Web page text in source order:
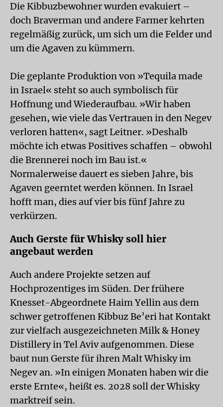
Die Kibbuzbewohner wurden evakuiert –
doch Braverman und andere Farmer kehrten
regelmäßig zurück, um sich um die Felder und
um die Agaven zu kümmern.
Die geplante Produktion von »Tequila made
in Israel« steht so auch symbolisch für
Hoffnung und Wiederaufbau. »Wir haben
gesehen, wie viele das Vertrauen in den Negev
verloren hatten«, sagt Leitner. »Deshalb
möchte ich etwas Positives schaffen – obwohl
die Brennerei noch im Bau ist.«
Normalerweise dauert es sieben Jahre, bis
Agaven geerntet werden können. In Israel
hofft man, dies auf vier bis fünf Jahre zu
verkürzen.
Auch Gerste für Whisky soll hier
angebaut werden
Auch andere Projekte setzen auf
Hochprozentiges im Süden. Der frühere
Knesset-Abgeordnete Haim Yellin aus dem
schwer getroffenen Kibbuz Be’eri hat Kontakt
zur vielfach ausgezeichneten Milk & Honey
Distillery in Tel Aviv aufgenommen. Diese
baut nun Gerste für ihren Malt Whisky im
Negev an. »In einigen Monaten haben wir die
erste Ernte«, heißt es. 2028 soll der Whisky
marktreif sein.